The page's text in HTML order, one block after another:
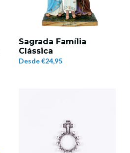
Sagrada Família
Clássica
Desde€24,95